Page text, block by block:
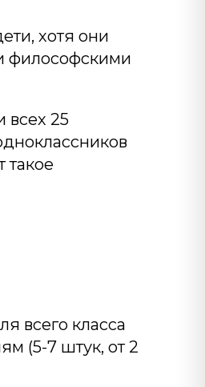
хотя они
философскими
всех 25
такое
всего класса
(5-7 штук, от 2